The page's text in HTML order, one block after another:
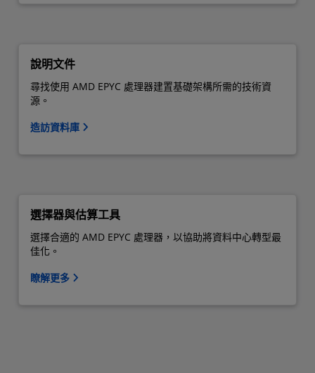
說明文件
尋找使用 AMD EPYC 處理器建置基礎架構所需的技術資
源。
造訪資料庫
選擇器與估算工具
選擇合適的 AMD EPYC 處理器，以協助將資料中心轉型最
佳化。
瞭解更多